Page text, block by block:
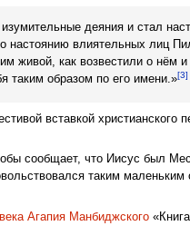
деяния и стал
влиятельных лиц
живой, как возвестили о нём и
таким образом по его имени.»[3]
вставкой христианского
сообщает, что Иисус был
таким маленьким
Агапия Манбиджского